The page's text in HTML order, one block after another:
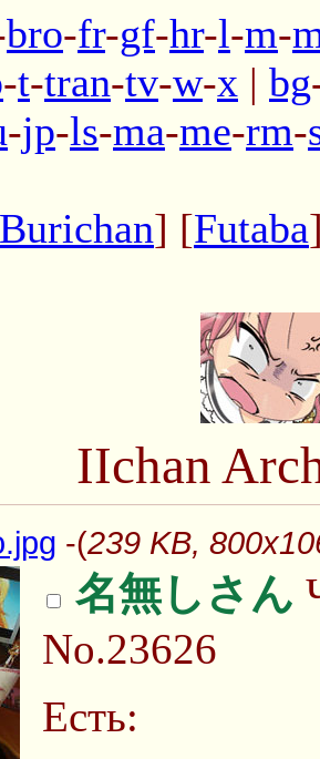
bro-fr-gf-hr-l-m-
-t-tran-tv-w-x | bg
-jp-ls-ma-me-rm-
Burichan] [Futaba
IIchan
-(239 KB,
名無しさん
No.23626
Есть: